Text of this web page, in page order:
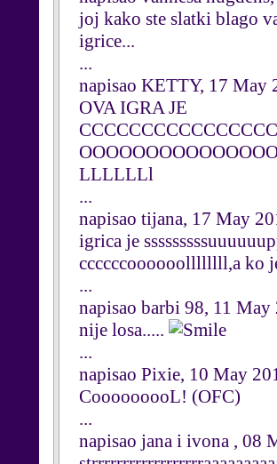
joj kako ste slatki blago
igrice...
...
napisao KETTY, 17 May
OVA IGRA JE
LLLLLLl
...
napisao tijana, 17 May
igrica je
ccccccoooooollllllll,a ko
...
napisao barbi 98, 11 May
nije losa.....
...
napisao Pixie, 10 May
CooooooooL! (OFC)
...
napisao jana i ivona , 08